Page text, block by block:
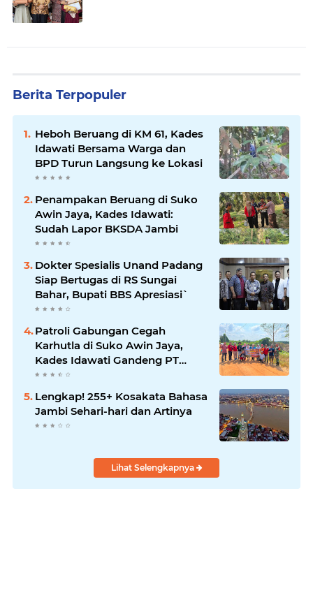
Berita Terpopuler
Heboh Beruang di KM 61, Kades
Idawati Bersama Warga dan
BPD Turun Langsung ke Lokasi
Penampakan Beruang di Suko
Awin Jaya, Kades Idawati:
Sudah Lapor BKSDA Jambi
Dokter Spesialis Unand Padang
Siap Bertugas di RS Sungai
Bahar, Bupati BBS Apresiasi`
Patroli Gabungan Cegah
Karhutla di Suko Awin Jaya,
Kades Idawati Gandeng PT
BBB-S, TNI dan BPD
Lengkap! 255+ Kosakata Bahasa
Jambi Sehari-hari dan Artinya
Lihat Selengkapnya